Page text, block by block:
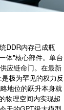
DDR内存已成瓶
体"核心部件。单台
应链命门。在最新
极为罕见的权力反
地位的跃升本身就
物理空间内实现超